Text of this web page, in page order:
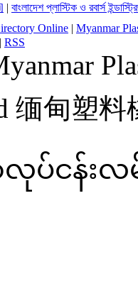
| বাংলাদেশ প্লাস্টিক ও রবার্স
Online | Myanmar
| RSS
缅甸塑
းလမ်းညွှန်